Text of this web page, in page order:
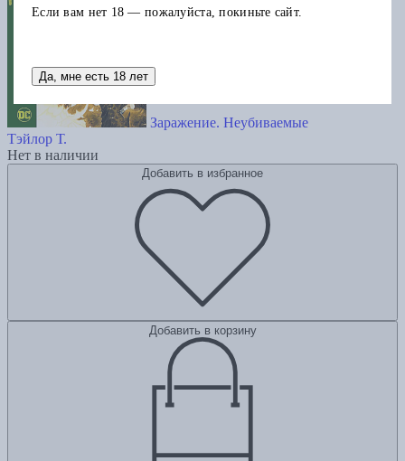
Заражение. Неубиваемые
Тэйлор Т.
Нет в наличии
Добавить в избранное
Добавить в корзину
Если вам нет 18 — пожалуйста, покиньте сайт.
Да, мне есть 18 лет